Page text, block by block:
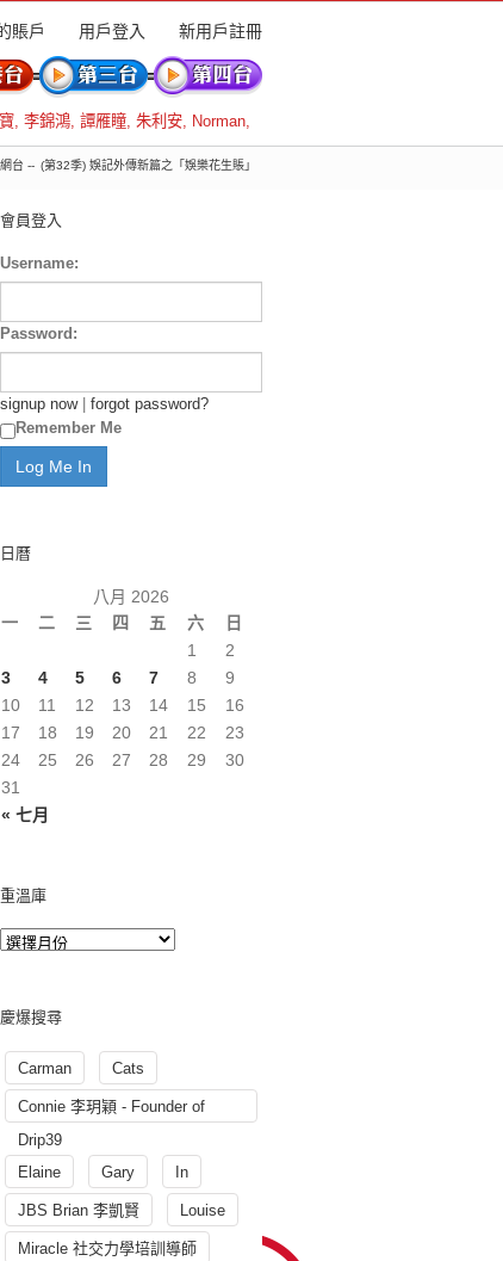
賬戶 用戶登入 新用戶註冊
, 李錦鴻, 譚雁瞳, 朱利安, Norman,
台 -- (第32季) 娛記外傳新篇之「娛樂花生賬」
會員登入
Username:
Password:
signup now| forgot password?
Remember Me
日曆
八月 2026
一
二 三 四 五 六 日
« 七月
1
2
3
4 5 6 7 8
9
10
11 12 13 14 15
16
17
18 19 20 21 22
23
24
25 26 27 28 29
30
31
重溫庫
慶爆搜尋
Carman Cats
Connie 李玥穎 - Founder of
Drip39
Elaine
Gary In
JBS Brian 李凱賢 Louise
Miracle 社交力學培訓導師